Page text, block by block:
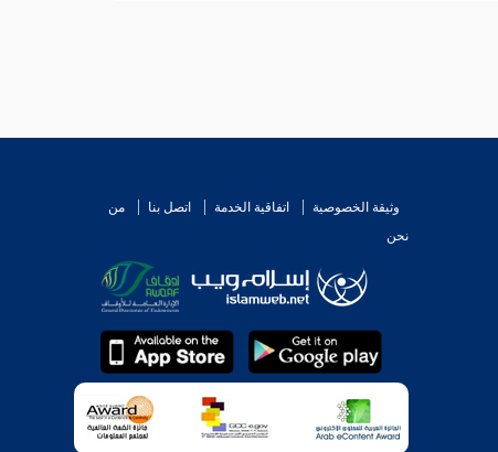
وثيقة الخصوصية اتفاقية الخدمة اتصل بنا
من
نحن